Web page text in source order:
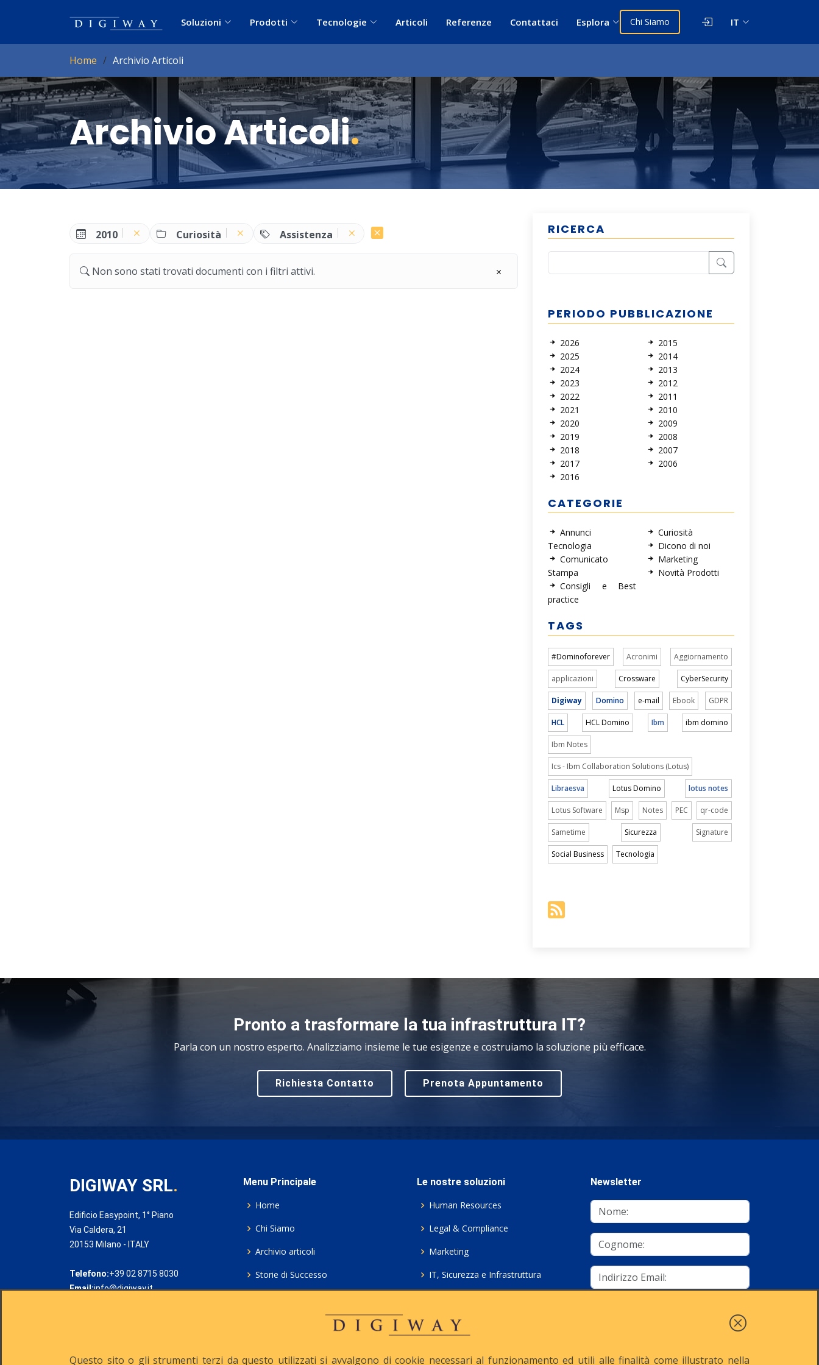
Soluzioni Prodotti Tecnologie Articoli Referenze Contattaci Esplora Chi Siamo IT
Home Archivio Articoli
Archivio Articoli.
2010 Curiosità Assistenza
Non sono stati trovati documenti con i filtri attivi.
RICERCA
PERIODO PUBBLICAZIONE
2026
2025
2024
2023
2022
2021
2020
2019
2018
2017
2016
2015
2014
2013
2012
2011
2010
2009
2008
2007
2006
CATEGORIE
Annunci
Tecnologia
Comunicato
Stampa
Consigli e Best
practice
Curiosità
Dicono di noi
Marketing
Novità Prodotti
TAGS
#Dominoforever Acronimi Aggiornamento
applicazioni Crossware CyberSecurity
Digiway Domino e-mail Ebook GDPR
HCL HCL Domino Ibm ibm domino
Ibm Notes
Ics - Ibm Collaboration Solutions (Lotus)
Libraesva Lotus Domino lotus notes
Lotus Software Msp Notes PEC qr-code
Sametime Sicurezza Signature
Social Business Tecnologia
Pronto a trasformare la tua infrastruttura IT?
Parla con un nostro esperto. Analizziamo insieme le tue esigenze e costruiamo la soluzione più efficace.
Richiesta Contatto Prenota Appuntamento
DIGIWAY SRL.
Edificio Easypoint, 1° Piano
Via Caldera, 21
20153 Milano - ITALY
Telefono:+39 02 8715 8030
Email:info@digiway.it
Menu Principale
Home
Chi Siamo
Archivio articoli
Storie di Successo
Le nostre soluzioni
Human Resources
Legal & Compliance
Marketing
IT, Sicurezza e Infrastruttura
Consulenza ICT e Licenze
Newsletter
Questo sito o gli strumenti terzi da questo utilizzati si avvalgono di cookie necessari al funzionamento ed utili alle finalità come illustrato nella